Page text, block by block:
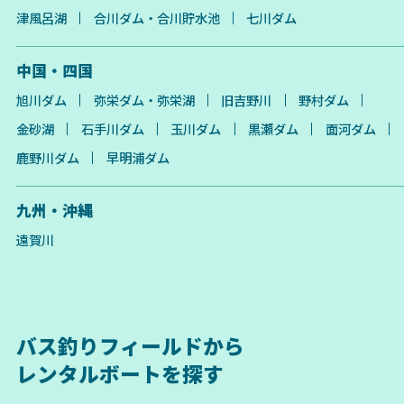
津風呂湖
合川ダム・合川貯水池 七川ダム
中国・四国
旭川ダム 弥栄ダム・弥栄湖 旧吉野川
野村ダム
金砂湖
石手川ダム 玉川ダム 黒瀬ダム
面河ダム
鹿野川ダム
早明浦ダム
九州・沖縄
遠賀川
バス釣りフィールドから
レンタルボートを探す